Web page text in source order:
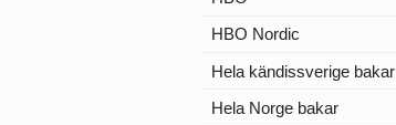
HBO Nordic
Hela kändissverige bakar
Hela Norge bakar